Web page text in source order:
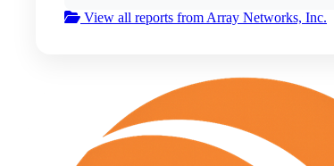
View all reports from Array Networks, Inc.